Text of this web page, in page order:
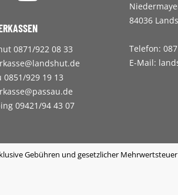
0871/922 08 33
0851/929 19 13
09421/94 43 07
84036
Telefon:
E-Mail:
Gebühren und gesetzlicher